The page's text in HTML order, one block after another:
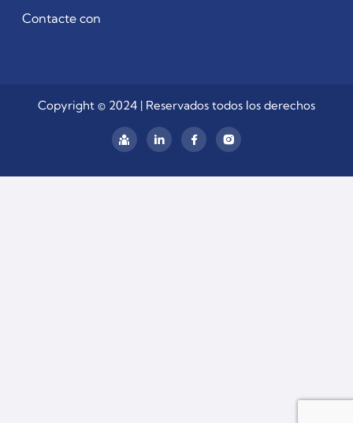
Contacte con
Copyright © 2024 | Reservados todos los derechos